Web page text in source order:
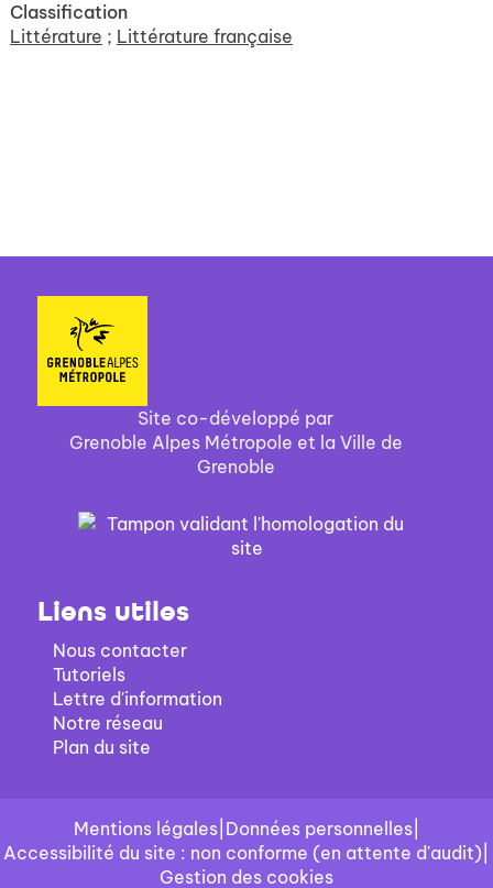
Classification
Littérature ; Littérature française
Site co-développé par
Grenoble Alpes Métropole et la Ville de
Grenoble
Liens utiles
Nous contacter
Tutoriels
Lettre d'information
Notre réseau
Plan du site
Mentions légales| Données personnelles|
Accessibilité du site : non conforme (en attente d'audit)
Gestion des cookies